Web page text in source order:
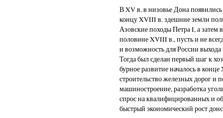
В XV в. в низовье Дона появились
концу XVIII в. здешние земли
Азовские походы Петра I, а
половине XVIII в., пусть и не
и возможность для России
Тогда был сделан первый шаг к
бурное развитие началось в
строительство железных дорог и
машиностроение, разработка
спрос на квалифицированных и
быстрый экономический рост